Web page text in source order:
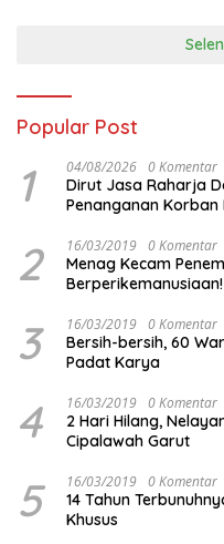
Popular Post
1 04/08/2026 0 Komentar
Dirut Jasa Raharja
Penanganan Korban
2 16/03/2019 0 Komentar
Menag Kecam
Berperikemanusiaan!
3 16/03/2019 0 Komentar
Bersih-bersih, 60
Padat Karya
4 16/03/2019 0 Komentar
2 Hari Hilang,
Cipalawah Garut
5 16/03/2019 0 Komentar
14 Tahun
Khusus